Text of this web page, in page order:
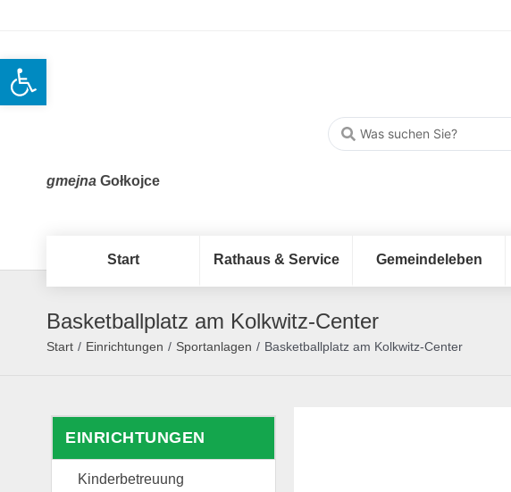
gmejna Gołkojce
Start Rathaus & Service Gemeindeleben
Basketballplatz am Kolkwitz-Center
Start / Einrichtungen / Sportanlagen / Basketballplatz am Kolkwitz-Center
EINRICHTUNGEN
Kinderbetreuung
Open toolbar